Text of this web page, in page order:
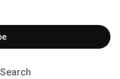
Search